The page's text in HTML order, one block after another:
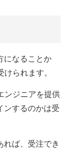
になることか
られます。
ンジニアを提供
ンするのかは受
れば、受注でき